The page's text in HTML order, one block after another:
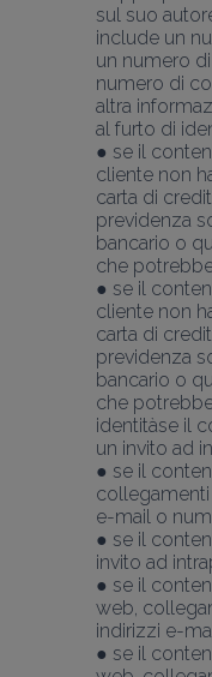
sul suo
include un
un numero
numero di
altra
al furto di
● se il
cliente non
carta di
previdenza
bancario o
che
● se il
cliente non
carta di
previdenza
bancario o
che
identitàse il
un invito ad
● se il
collegamenti
e-mail o
● se il
invito ad
● se il
web,
indirizzi e-
● se il